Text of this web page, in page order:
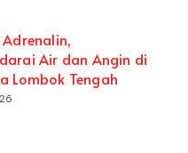
Air dan Angin di
Lombok Tengah